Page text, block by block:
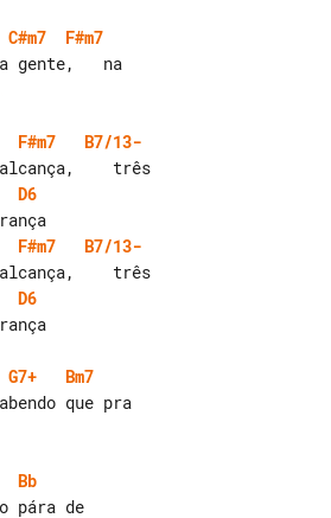
C#m7
F#m7
F#m7
B7/13-
D6
F#m7
B7/13-
D6
G7+
Bm7
Bb